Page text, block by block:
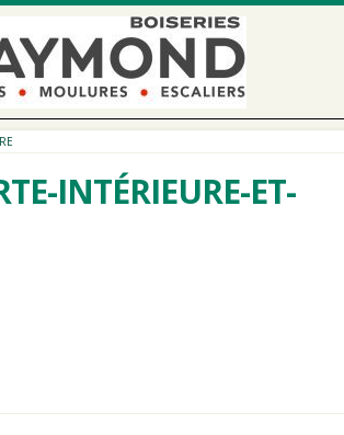
INTÉRIEURE-ET-